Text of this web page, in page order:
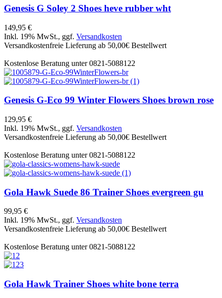
Genesis G Soley 2 Shoes heve rubber wht
149,95 €
Inkl. 19% MwSt., ggf. Versandkosten
Versandkostenfreie Lieferung ab 50,00€ Bestellwert
Kostenlose Beratung unter 0821-5088122
Genesis G-Eco 99 Winter Flowers Shoes brown rose
129,95 €
Inkl. 19% MwSt., ggf. Versandkosten
Versandkostenfreie Lieferung ab 50,00€ Bestellwert
Kostenlose Beratung unter 0821-5088122
Gola Hawk Suede 86 Trainer Shoes evergreen gu
99,95 €
Inkl. 19% MwSt., ggf. Versandkosten
Versandkostenfreie Lieferung ab 50,00€ Bestellwert
Kostenlose Beratung unter 0821-5088122
Gola Hawk Trainer Shoes white bone terra